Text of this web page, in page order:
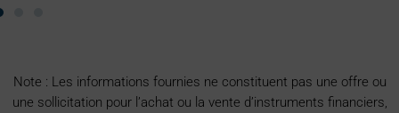
Note : Les informations fournies ne constituent pas une offre ou
une sollicitation pour l’achat ou la vente d’instruments financiers,